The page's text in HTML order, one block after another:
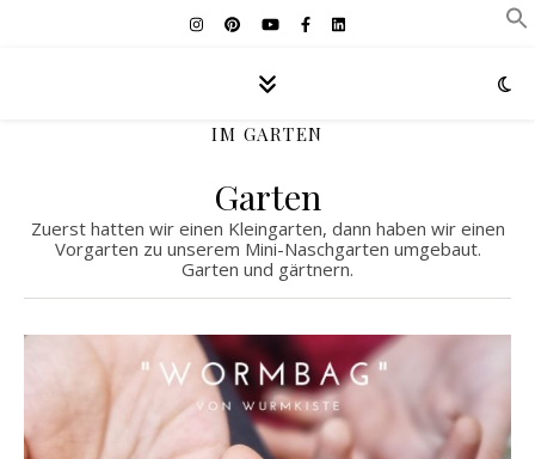
IM GARTEN
Garten
Zuerst hatten wir einen Kleingarten, dann haben wir einen
Vorgarten zu unserem Mini-Naschgarten umgebaut.
Garten und gärtnern.